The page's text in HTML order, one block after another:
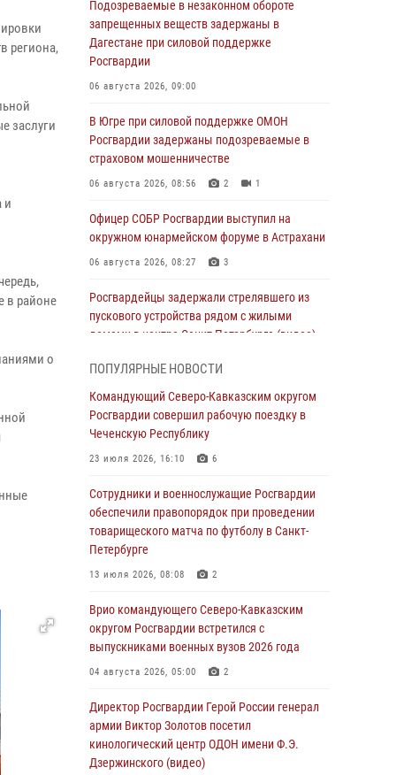
региона,
заслуги
и
в районе
о
Подозреваемые в незаконном обороте
запрещенных веществ задержаны в
Дагестане при силовой поддержке
Росгвардии
06 августа 2026, 09:00
В Югре при силовой поддержке ОМОН
Росгвардии задержаны подозреваемые в
страховом мошенничестве
06 августа 2026, 08:56 2 1
Офицер СОБР Росгвардии выступил на
окружном юнармейском форуме в Астрахани
06 августа 2026, 08:27 3
Росгвардейцы задержали стрелявшего из
пускового устройства рядом с жилыми
домами в центре Санкт-Петербурга (видео)
В Новосибирске спецназ Росгвардии оказал
содействие при задержании подозреваемых
в похищении человека и вымогательстве
Сотрудники и военнослужащие Росгвардии
обеспечили правопорядок при проведении
матча Кубка России по футболу в Санкт-
В Грозном военнослужащие Росгвардии
присоединились к всероссийской донорской
акции «От сердца к сердцу»
В Бурятии и Приамурье росгвардейцы
задержали подозреваемых в незаконном
обороте наркотиков
ПОПУЛЯРНЫЕ НОВОСТИ
Командующий Северо-Кавказским округом
Росгвардии совершил рабочую поездку в
Чеченскую Республику
23 июля 2026, 16:10 6
Сотрудники и военнослужащие Росгвардии
обеспечили правопорядок при проведении
товарищеского матча по футболу в Санкт-
Петербурге
13 июля 2026, 08:08 2
Врио командующего Северо-Кавказским
округом Росгвардии встретился с
выпускниками военных вузов 2026 года
04 августа 2026, 05:00 2
Директор Росгвардии Герой России генерал
армии Виктор Золотов посетил
кинологический центр ОДОН имени Ф.Э.
Дзержинского (видео)